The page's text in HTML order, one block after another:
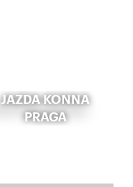
JAZDA KONNA
PRAGA